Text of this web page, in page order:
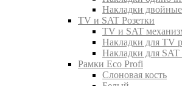
Накладки двойные
TV и SAT Розетки
TV и SAT
Накладки для TV
Накладки для SAT
Рамки Eco Profi
Слоновая кость